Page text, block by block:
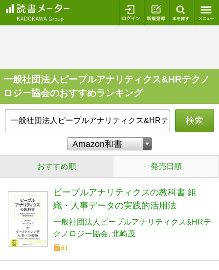
ログイン 新規登録
一般社団法人ピープルアナリティクス&HRテクノ
ロジー協会のおすすめランキング
検索
おすすめ順 発売日順
ピープルアナリティクスの教科書 組
織・人事データの実践的活用法
一般社団法人ピープルアナリティクス&HRテ
クノロジー協会 北崎茂
61